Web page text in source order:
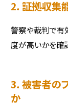
2. 証拠収集
警察や裁判で有
度が高いかを確
3. 被害者の
か